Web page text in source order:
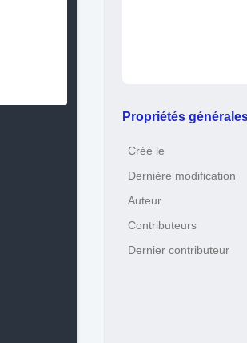
Propriétés
Créé le
Dernière modification
Auteur
Contributeurs
Dernier contributeur